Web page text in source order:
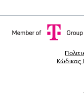
Κώδικας